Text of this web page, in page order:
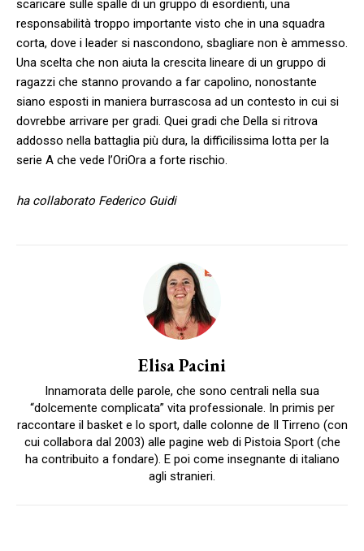
scaricare sulle spalle di un gruppo di esordienti, una
responsabilità troppo importante visto che in una squadra
corta, dove i leader si nascondono, sbagliare non è ammesso.
Una scelta che non aiuta la crescita lineare di un gruppo di
ragazzi che stanno provando a far capolino, nonostante
siano esposti in maniera burrascosa ad un contesto in cui si
dovrebbe arrivare per gradi. Quei gradi che Della si ritrova
addosso nella battaglia più dura, la difficilissima lotta per la
serie A che vede l’OriOra a forte rischio.
ha collaborato Federico Guidi
Elisa Pacini
Innamorata delle parole, che sono centrali nella sua
“dolcemente complicata” vita professionale. In primis per
raccontare il basket e lo sport, dalle colonne de Il Tirreno (con
cui collabora dal 2003) alle pagine web di Pistoia Sport (che
ha contribuito a fondare). E poi come insegnante di italiano
agli stranieri.